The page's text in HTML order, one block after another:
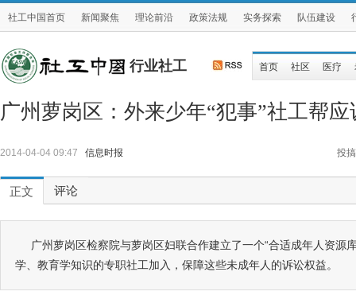
社工中国首页 新闻聚焦 理论前沿 政策法规 实务探索 队伍建设
行业社工 首页 社区 医疗
广州萝岗区：外来少年“犯事”社工帮应
2014-04-04 09:47 信息时报 投搞
正文 评论
广州萝岗区检察院与萝岗区妇联合作建立了一个“合适成年人资源
学、教育学知识的专职社工加入，保障这些未成年人的诉讼权益。